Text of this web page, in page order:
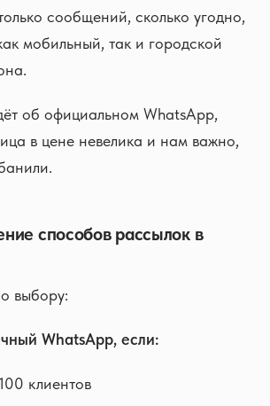
сообщений, сколько угодно,
мобильный, так и городской
об официальном WhatsApp,
в цене невелика и нам важно,
способов рассылок в
выбору:
WhatsApp, если:
клиентов